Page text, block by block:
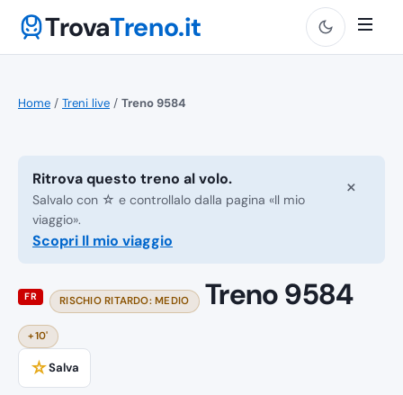
TrovaTreno.it
Home / Treni live / Treno 9584
Ritrova questo treno al volo.
Salvalo con ☆ e controllalo dalla pagina «Il mio
viaggio».
Scopri Il mio viaggio
×
FR RISCHIO RITARDO: MEDIO Treno 9584
+10'
☆Salva